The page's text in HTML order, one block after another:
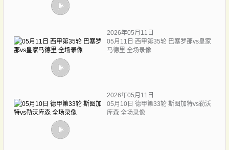
2026年05月11日
05月11日 西甲第35轮 巴塞罗那vs皇家
马德里 全场录像
2026年05月11日
05月10日 德甲第33轮 斯图加特vs勒沃
库森 全场录像